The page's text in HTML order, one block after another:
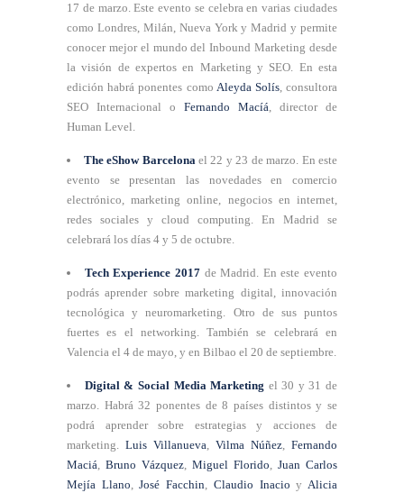
17 de marzo. Este evento se celebra en varias ciudades
como Londres, Milán, Nueva York y Madrid y permite
conocer mejor el mundo del Inbound Marketing desde
la visión de expertos en Marketing y SEO. En esta
edición habrá ponentes como Aleyda Solís, consultora
SEO Internacional o Fernando Macíá, director de
Human Level.
The eShow Barcelona el 22 y 23 de marzo. En este
evento se presentan las novedades en comercio
electrónico, marketing online, negocios en internet,
redes sociales y cloud computing. En Madrid se
celebrará los días 4 y 5 de octubre.
Tech Experience 2017 de Madrid. En este evento
podrás aprender sobre marketing digital, innovación
tecnológica y neuromarketing. Otro de sus puntos
fuertes es el networking. También se celebrará en
Valencia el 4 de mayo, y en Bilbao el 20 de septiembre.
Digital & Social Media Marketing el 30 y 31 de
marzo. Habrá 32 ponentes de 8 países distintos y se
podrá aprender sobre estrategias y acciones de
marketing. Luis Villanueva, Vilma Núñez, Fernando
Maciá, Bruno Vázquez, Miguel Florido, Juan Carlos
Mejía Llano,José Facchin, Claudio Inacio yAlicia